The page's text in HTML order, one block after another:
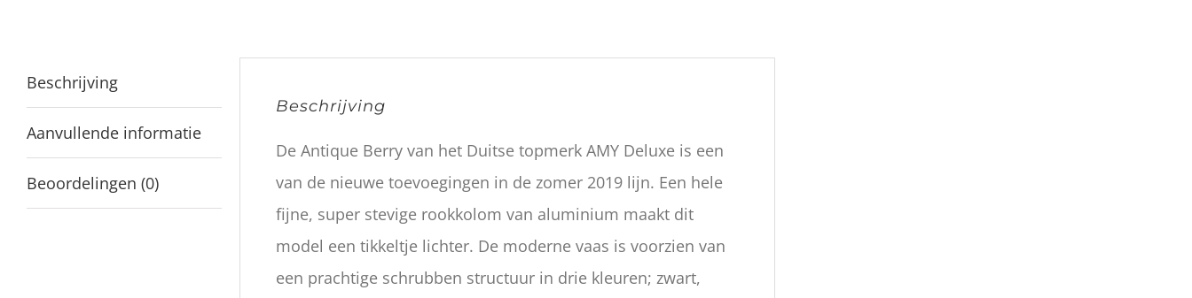
Beschrijving
Aanvullende informatie
Beoordelingen (0)
Beschrijving
De Antique Berry van het Duitse topmerk AMY Deluxe is een
van de nieuwe toevoegingen in de zomer 2019 lijn. Een hele
fijne, super stevige rookkolom van aluminium maakt dit
model een tikkeltje lichter. De moderne vaas is voorzien van
een prachtige schrubben structuur in drie kleuren; zwart,